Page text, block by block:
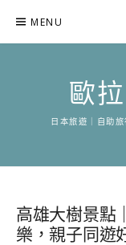
content
MENU
歐
日本旅遊｜自助
高雄大樹景點
樂，親子同遊